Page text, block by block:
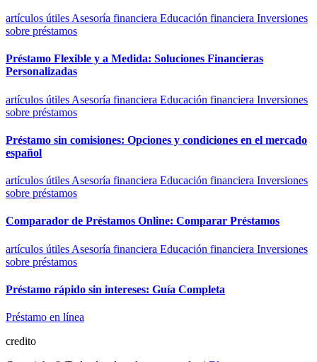
artículos útiles Asesoría financiera Educación financiera Inversiones
sobre préstamos
Préstamo Flexible y a Medida: Soluciones Financieras
Personalizadas
artículos útiles Asesoría financiera Educación financiera Inversiones
sobre préstamos
Préstamo sin comisiones: Opciones y condiciones en el mercado
español
artículos útiles Asesoría financiera Educación financiera Inversiones
sobre préstamos
Comparador de Préstamos Online: Comparar Préstamos
artículos útiles Asesoría financiera Educación financiera Inversiones
sobre préstamos
Préstamo rápido sin intereses: Guía Completa
Préstamo en línea
credito